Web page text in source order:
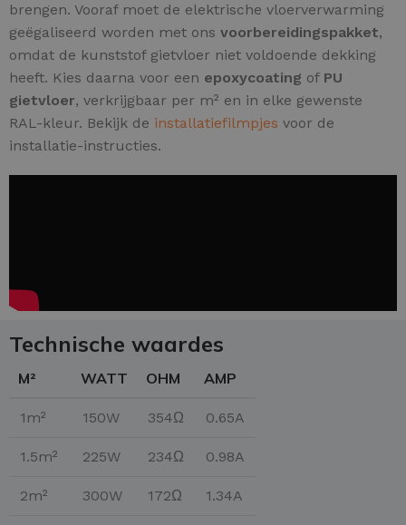
brengen. Vooraf moet de elektrische vloerverwarming
geëgaliseerd worden met ons voorbereidingspakket,
omdat de kunststof gietvloer niet voldoende dekking
heeft. Kies daarna voor een epoxycoating of PU
gietvloer, verkrijgbaar per m² en in elke gewenste
RAL-kleur. Bekijk de installatiefilmpjes voor de
installatie-instructies.
Technische waardes
M² WATT OHM AMP
1m² 150W 354Ω 0.65A
1.5m² 225W 234Ω 0.98A
2m² 300W 172Ω 1.34A